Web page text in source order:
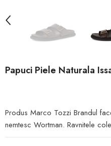
Papuci Piele Naturala
Produs Marco Tozzi Brandul
nemtesc Wortman. Ravnitele